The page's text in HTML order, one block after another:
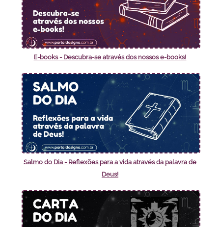
E-books - Descubra-se através dos nossos e-books!
Salmo do Dia - Reflexões para a vida através da palavra de
Deus!